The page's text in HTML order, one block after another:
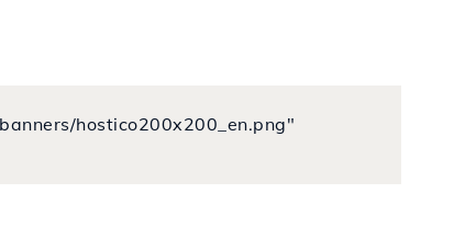
hostico200x200_en.png"